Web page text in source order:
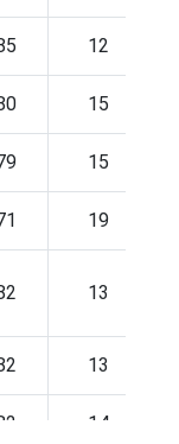
12
15
15
19
13
13
14